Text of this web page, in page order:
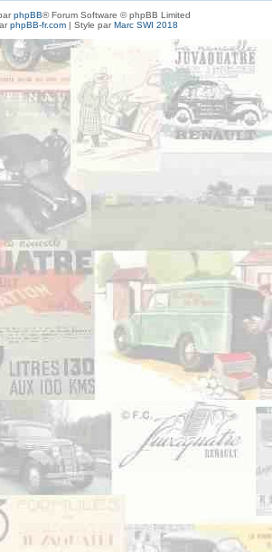
phpBB® Forum Software © phpBB Limited
phpBB-fr.com| Style parMarc SWI 2018